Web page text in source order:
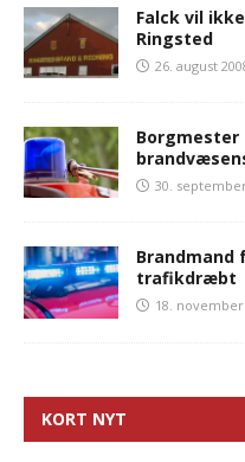
Falck vil
Ringsted
26. august
30.
Brandmand
trafikdræbt
18. november
KORT NYT